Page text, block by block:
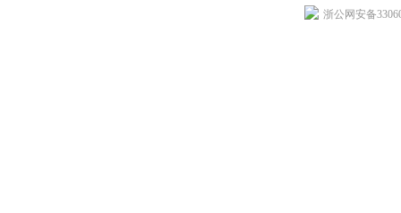
浙公网安备